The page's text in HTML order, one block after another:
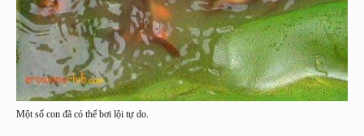
Một số con đã có thể bơi lội tự do.